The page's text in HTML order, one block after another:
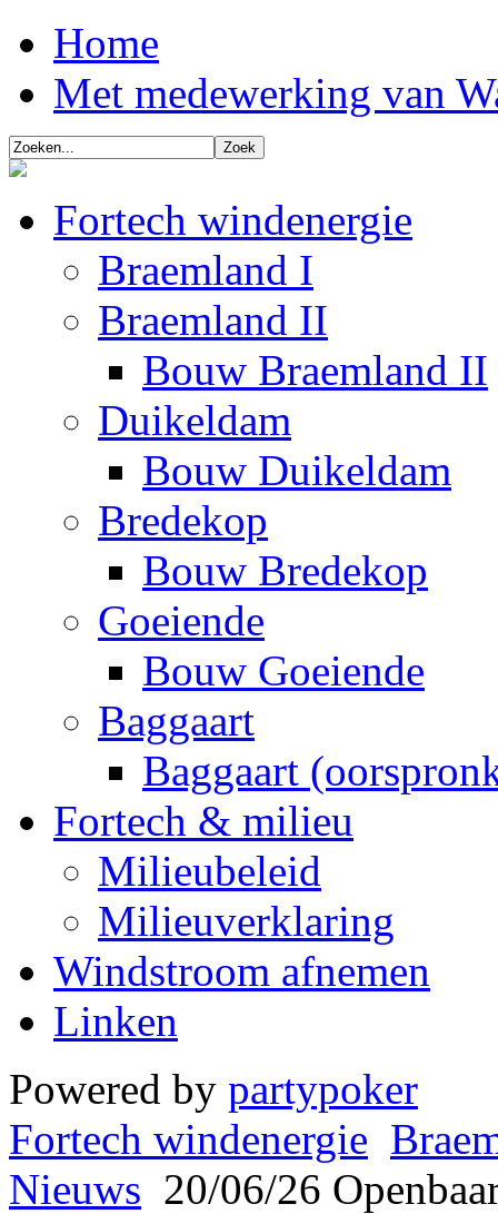
Home
Met medewerking van
Fortech windenergie
Braemland I
Braemland II
Bouw Braemland II
Duikeldam
Bouw Duikeldam
Bredekop
Bouw Bredekop
Goeiende
Bouw Goeiende
Baggaart
Baggaart
Fortech & milieu
Milieubeleid
Milieuverklaring
Windstroom afnemen
Linken
Powered by partypoker
Fortech windenergie
Nieuws 20/06/26